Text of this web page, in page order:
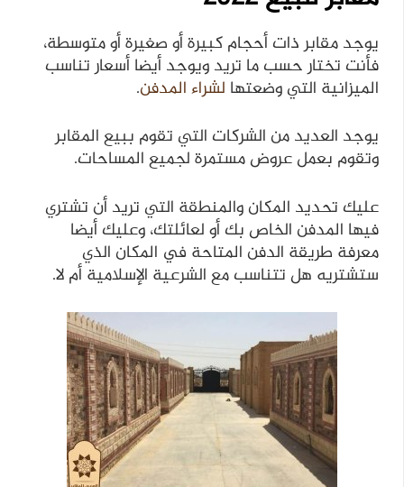
يوجد مقابر ذات أحجام كبيرة أو صغيرة أو متوسطة،
فأنت تختار حسب ما تريد ويوجد أيضا أسعار تناسب
الميزانية التي وضعتها لشراء المدفن.
يوجد العديد من الشركات التي تقوم ببيع المقابر
وتقوم بعمل عروض مستمرة لجميع المساحات.
عليك تحديد المكان والمنطقة التي تريد أن تشتري
فيها المدفن الخاص بك أو لعائلتك، وعليك أيضا
معرفة طريقة الدفن المتاحة في المكان الذي
ستشتريه هل تتناسب مع الشرعية الإسلامية أم لا.